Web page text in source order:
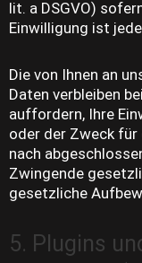
lit. a DSGVO)
Einwilligung ist
Die von Ihnen an
Daten verbleiben
auffordern, Ihre
oder der Zweck
nach
Zwingende
gesetzliche
5. Plugins